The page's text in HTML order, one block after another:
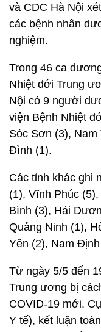
và CDC Hà Nội
các bệnh nhân
nghiệm.
Trong 46 ca
Nhiệt đới Trung
Nội có 9 người
viện Bệnh Nhiệt
Sóc Sơn (3),
Đình (1).
Các tỉnh khác ghi
(1), Vĩnh Phúc
Bình (3), Hải
Quảng Ninh (1),
Yên (2), Nam
Từ ngày 5/5 đến
Trung ương bị
COVID-19 mới.
Y tế), kết luận